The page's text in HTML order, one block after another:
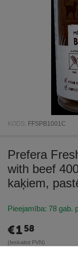
KODS: FFSPB1001C
Prefera
with beef
kaķiem,
Pieejamība: 78 gab.
€158
(Ieskaitot PVN)